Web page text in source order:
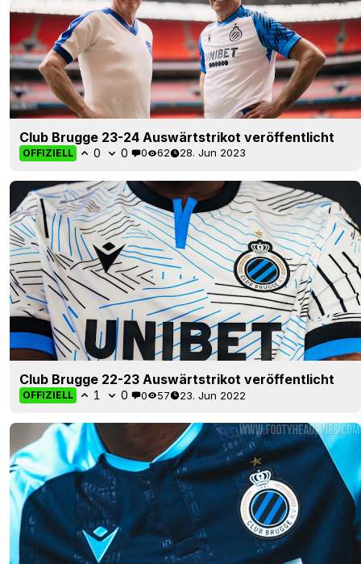
Club Brugge 23-24 Auswärtstrikot veröffentlicht
OFFIZIELL 0 0 0 62 28. Jun 2023
Club Brugge 22-23 Auswärtstrikot veröffentlicht
OFFIZIELL 1 0 0 57 23. Jun 2022